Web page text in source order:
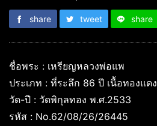
share tweet share
ชื่อพระ : เหรียญหลวงพ่อแพ
ประเภท : ที่ระลึก 86 ปี เนื้อทองแดง
วัด-ปี : วัดพิกุลทอง พ.ศ.2533
รหัส : No.62/08/26/26445